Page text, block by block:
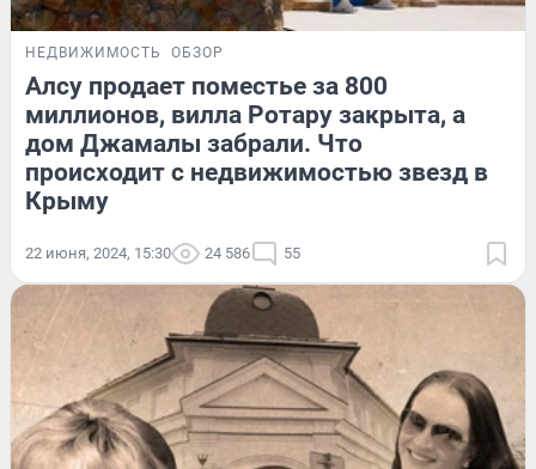
НЕДВИЖИМОСТЬ ОБЗОР
Алсу продает поместье за 800
миллионов, вилла Ротару закрыта, а
дом Джамалы забрали. Что
происходит с недвижимостью звезд в
Крыму
22 июня, 2024, 15:30 24 586 55